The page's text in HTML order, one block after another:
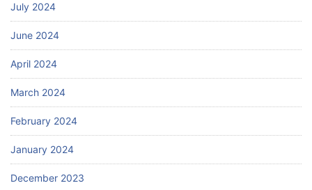
July 2024
June 2024
April 2024
March 2024
February 2024
January 2024
December 2023